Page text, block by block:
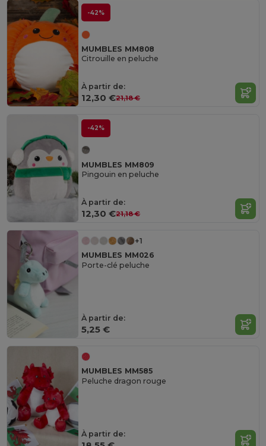
-42%
MUMBLES MM808
Citrouille en peluche
À partir de:
12,30 €21,18 €
-42%
MUMBLES MM809
Pingouin en peluche
À partir de:
12,30 €21,18 €
+1
MUMBLES MM026
Porte-clé peluche
À partir de:
5,25 €
MUMBLES MM585
Peluche dragon rouge
À partir de: